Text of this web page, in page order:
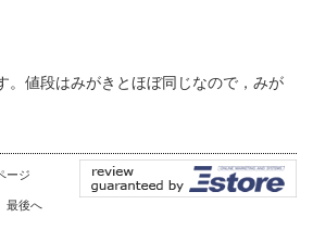
。値段はみがきとほぼ同じなので，みが
ージ
最後へ